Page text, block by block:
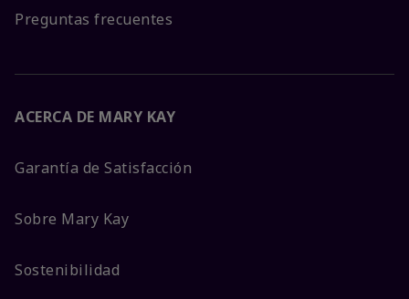
Preguntas frecuentes
ACERCA DE MARY KAY
Garantía de Satisfacción
Sobre Mary Kay
Sostenibilidad